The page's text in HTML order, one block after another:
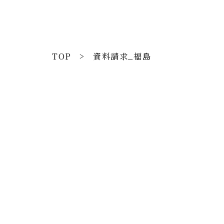
TOP 資料請求_福島